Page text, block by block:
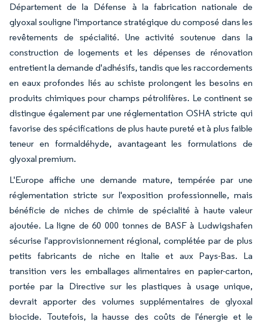
Département de la Défense à la fabrication nationale de
glyoxal souligne l'importance stratégique du composé dans les
revêtements de spécialité. Une activité soutenue dans la
construction de logements et les dépenses de rénovation
entretient la demande d'adhésifs, tandis que les raccordements
en eaux profondes liés au schiste prolongent les besoins en
produits chimiques pour champs pétrolifères. Le continent se
distingue également par une réglementation OSHA stricte qui
favorise des spécifications de plus haute pureté et à plus faible
teneur en formaldéhyde, avantageant les formulations de
glyoxal premium.
L'Europe affiche une demande mature, tempérée par une
réglementation stricte sur l'exposition professionnelle, mais
bénéficie de niches de chimie de spécialité à haute valeur
ajoutée. La ligne de 60 000 tonnes de BASF à Ludwigshafen
sécurise l'approvisionnement régional, complétée par de plus
petits fabricants de niche en Italie et aux Pays-Bas. La
transition vers les emballages alimentaires en papier-carton,
portée par la Directive sur les plastiques à usage unique,
devrait apporter des volumes supplémentaires de glyoxal
biocide. Toutefois, la hausse des coûts de l'énergie et le